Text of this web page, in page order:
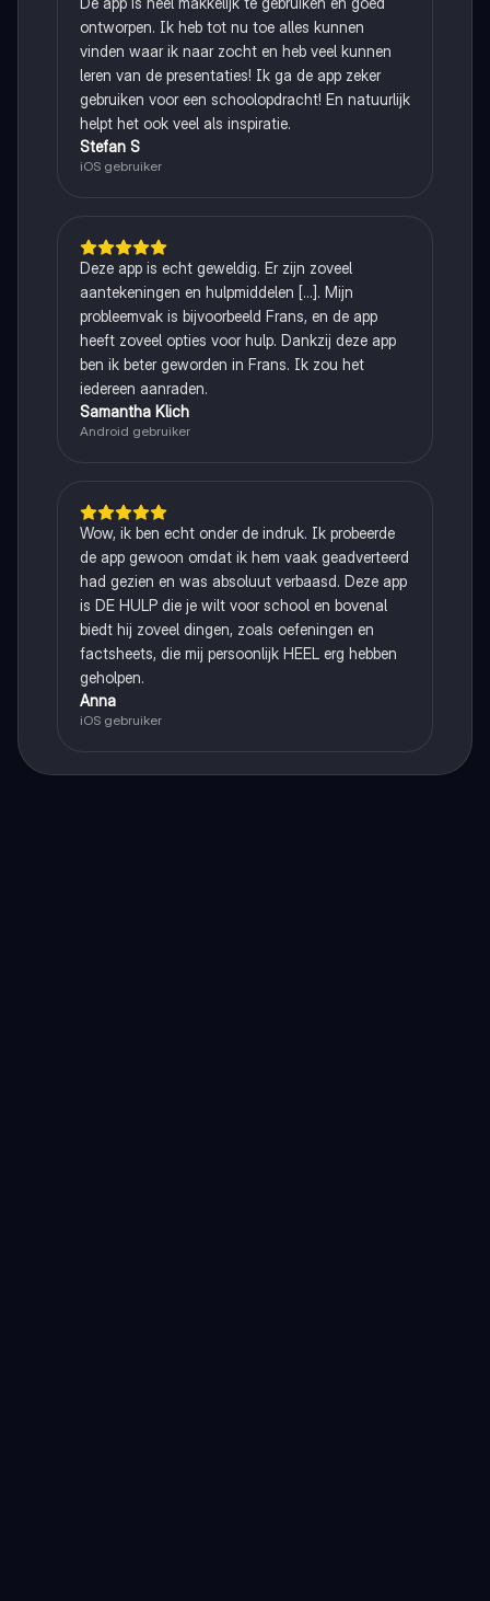
ontworpen. Ik heb tot nu toe alles kunnen
vinden waar ik naar zocht en heb veel kunnen
leren van de presentaties! Ik ga de app zeker
gebruiken voor een schoolopdracht! En natuurlijk
helpt het ook veel als inspiratie.
Stefan S
iOS gebruiker
Deze app is echt geweldig. Er zijn zoveel
aantekeningen en hulpmiddelen [...]. Mijn
probleemvak is bijvoorbeeld Frans, en de app
heeft zoveel opties voor hulp. Dankzij deze app
ben ik beter geworden in Frans. Ik zou het
iedereen aanraden.
Samantha Klich
Android gebruiker
Wow, ik ben echt onder de indruk. Ik probeerde
de app gewoon omdat ik hem vaak geadverteerd
had gezien en was absoluut verbaasd. Deze app
is DE HULP die je wilt voor school en bovenal
biedt hij zoveel dingen, zoals oefeningen en
factsheets, die mij persoonlijk HEEL erg hebben
geholpen.
Anna
iOS gebruiker